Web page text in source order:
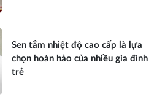
Sen tắm nhiệt độ cao cấp là lựa
chọn hoàn hảo của nhiều gia đình
trẻ